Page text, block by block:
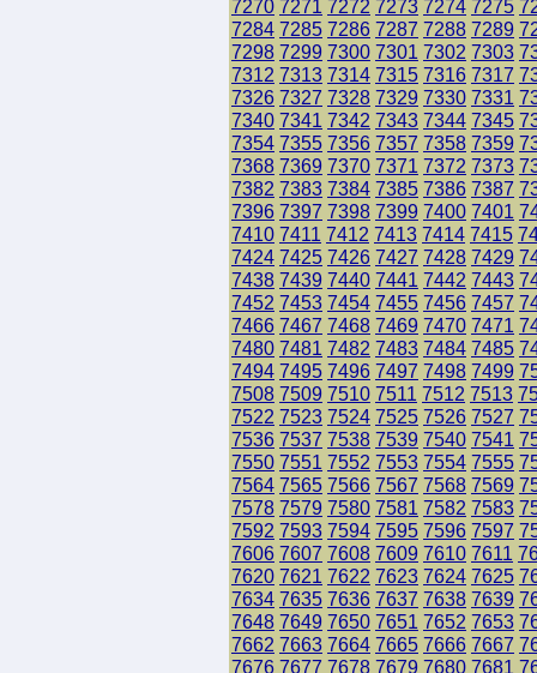
7270 7271 7272 7273 7274 7275
7284 7285 7286 7287 7288 7289
7298 7299 7300 7301 7302 7303
7312 7313 7314 7315 7316 7317
7326 7327 7328 7329 7330 7331
7340 7341 7342 7343 7344 7345
7354 7355 7356 7357 7358 7359
7368 7369 7370 7371 7372 7373
7382 7383 7384 7385 7386 7387
7396 7397 7398 7399 7400 7401
7410 7411 7412 7413 7414 7415
7424 7425 7426 7427 7428 7429
7438 7439 7440 7441 7442 7443
7452 7453 7454 7455 7456 7457
7466 7467 7468 7469 7470 7471
7480 7481 7482 7483 7484 7485
7494 7495 7496 7497 7498 7499
7508 7509 7510 7511 7512 7513
7522 7523 7524 7525 7526 7527
7536 7537 7538 7539 7540 7541
7550 7551 7552 7553 7554 7555
7564 7565 7566 7567 7568 7569
7578 7579 7580 7581 7582 7583
7592 7593 7594 7595 7596 7597
7606 7607 7608 7609 7610 7611
7620 7621 7622 7623 7624 7625
7634 7635 7636 7637 7638 7639
7648 7649 7650 7651 7652 7653
7662 7663 7664 7665 7666 7667
7676 7677 7678 7679 7680 7681